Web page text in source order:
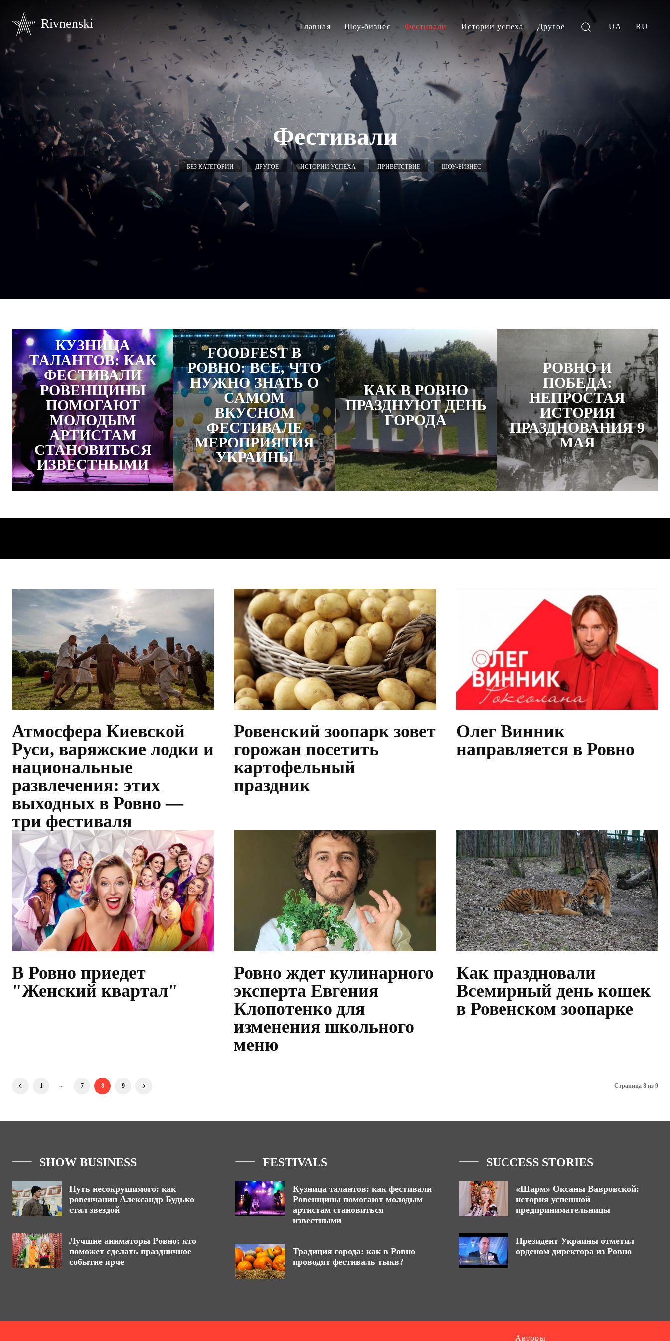
Rivnenski Главная Шоу-бизнес Фестивали Истории успеха Другое UA RU
Фестивали
БЕЗ КАТЕГОРИИ ДРУГОЕ ИСТОРИИ УСПЕХА ПРИВЕТСТВИЕ ШОУ-БИЗНЕС
КУЗНИЦА
ТАЛАНТОВ: КАК
ФЕСТИВАЛИ
РОВЕНЩИНЫ
ПОМОГАЮТ
МОЛОДЫМ
АРТИСТАМ
СТАНОВИТЬСЯ
ИЗВЕСТНЫМИ
FOODFEST В
РОВНО: ВСЕ, ЧТО
НУЖНО ЗНАТЬ О
САМОМ
ВКУСНОМ
ФЕСТИВАЛЕ
МЕРОПРИЯТИЯ
УКРАИНЫ
КАК В РОВНО
ПРАЗДНУЮТ ДЕНЬ
ГОРОДА
РОВНО И
ПОБЕДА:
НЕПРОСТАЯ
ИСТОРИЯ
ПРАЗДНОВАНИЯ 9
МАЯ
Атмосфера Киевской
Руси, варяжские лодки и
национальные
развлечения: этих
выходных в Ровно —
три фестиваля
Ровенский зоопарк зовет
горожан посетить
картофельный
праздник
Олег Винник
направляется в Ровно
В Ровно приедет
"Женский квартал"
Ровно ждет кулинарного
эксперта Евгения
Клопотенко для
изменения школьного
меню
Как праздновали
Всемирный день кошек
в Ровенском зоопарке
1 ... 7 8 9 Страница 8 из 9
SHOW BUSINESS
Путь несокрушимого: как
ровенчанин Александр Будько
стал звездой
Лучшие аниматоры Ровно: кто
поможет сделать праздничное
событие ярче
FESTIVALS
Кузница талантов: как фестивали
Ровенщины помогают молодым
артистам становиться
известными
Традиция города: как в Ровно
проводят фестиваль тыкв?
SUCCESS STORIES
«Шарм» Оксаны Вавровской:
история успешной
предпринимательницы
Президент Украины отметил
орденом директора из Ровно
Авторы